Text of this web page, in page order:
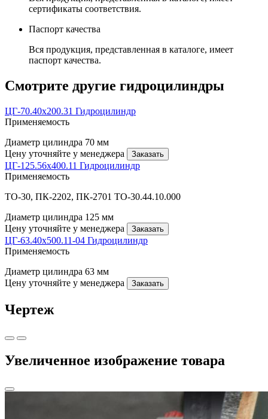
сертификаты соответствия.
Паспорт качества
Вся продукция, представленная в каталоге, имеет
паспорт качества.
Смотрите другие гидроцилиндры
ЦГ-70.40х200.31 Гидроцилиндр
Применяемость
Диаметр цилиндра 70 мм
Цену уточняйте у менеджера
Заказать
ЦГ-125.56х400.11 Гидроцилиндр
Применяемость
ТО-30, ПК-2202, ПК-2701 ТО-30.44.10.000
Диаметр цилиндра 125 мм
Цену уточняйте у менеджера
Заказать
ЦГ-63.40х500.11-04 Гидроцилиндр
Применяемость
Диаметр цилиндра 63 мм
Цену уточняйте у менеджера
Заказать
Чертеж
Увеличенное изображение товара